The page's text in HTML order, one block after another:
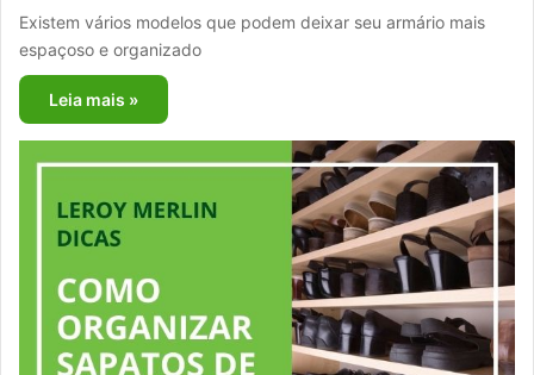
Existem vários modelos que podem deixar seu armário mais
espaçoso e organizado
Leia mais »